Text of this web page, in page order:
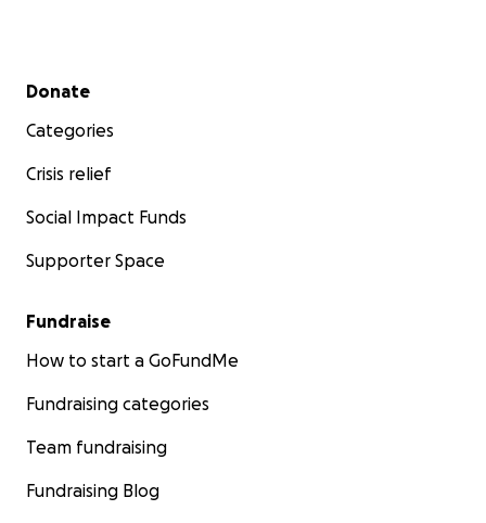
Secondary menu
Donate
Categories
Crisis relief
Social Impact Funds
Supporter Space
Fundraise
How to start a GoFundMe
Fundraising categories
Team fundraising
Fundraising Blog